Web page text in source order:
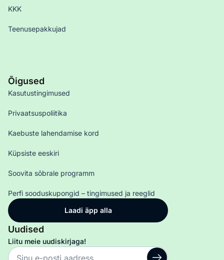
KKK
Teenusepakkujad
Õigused
Kasutustingimused
Privaatsuspoliitika
Kaebuste lahendamise kord
Küpsiste eeskiri
Soovita sõbrale programm
Perfi sooduskupongid – tingimused ja reeglid
Laadi äpp alla
Uudised
Liitu meie uudiskirjaga!